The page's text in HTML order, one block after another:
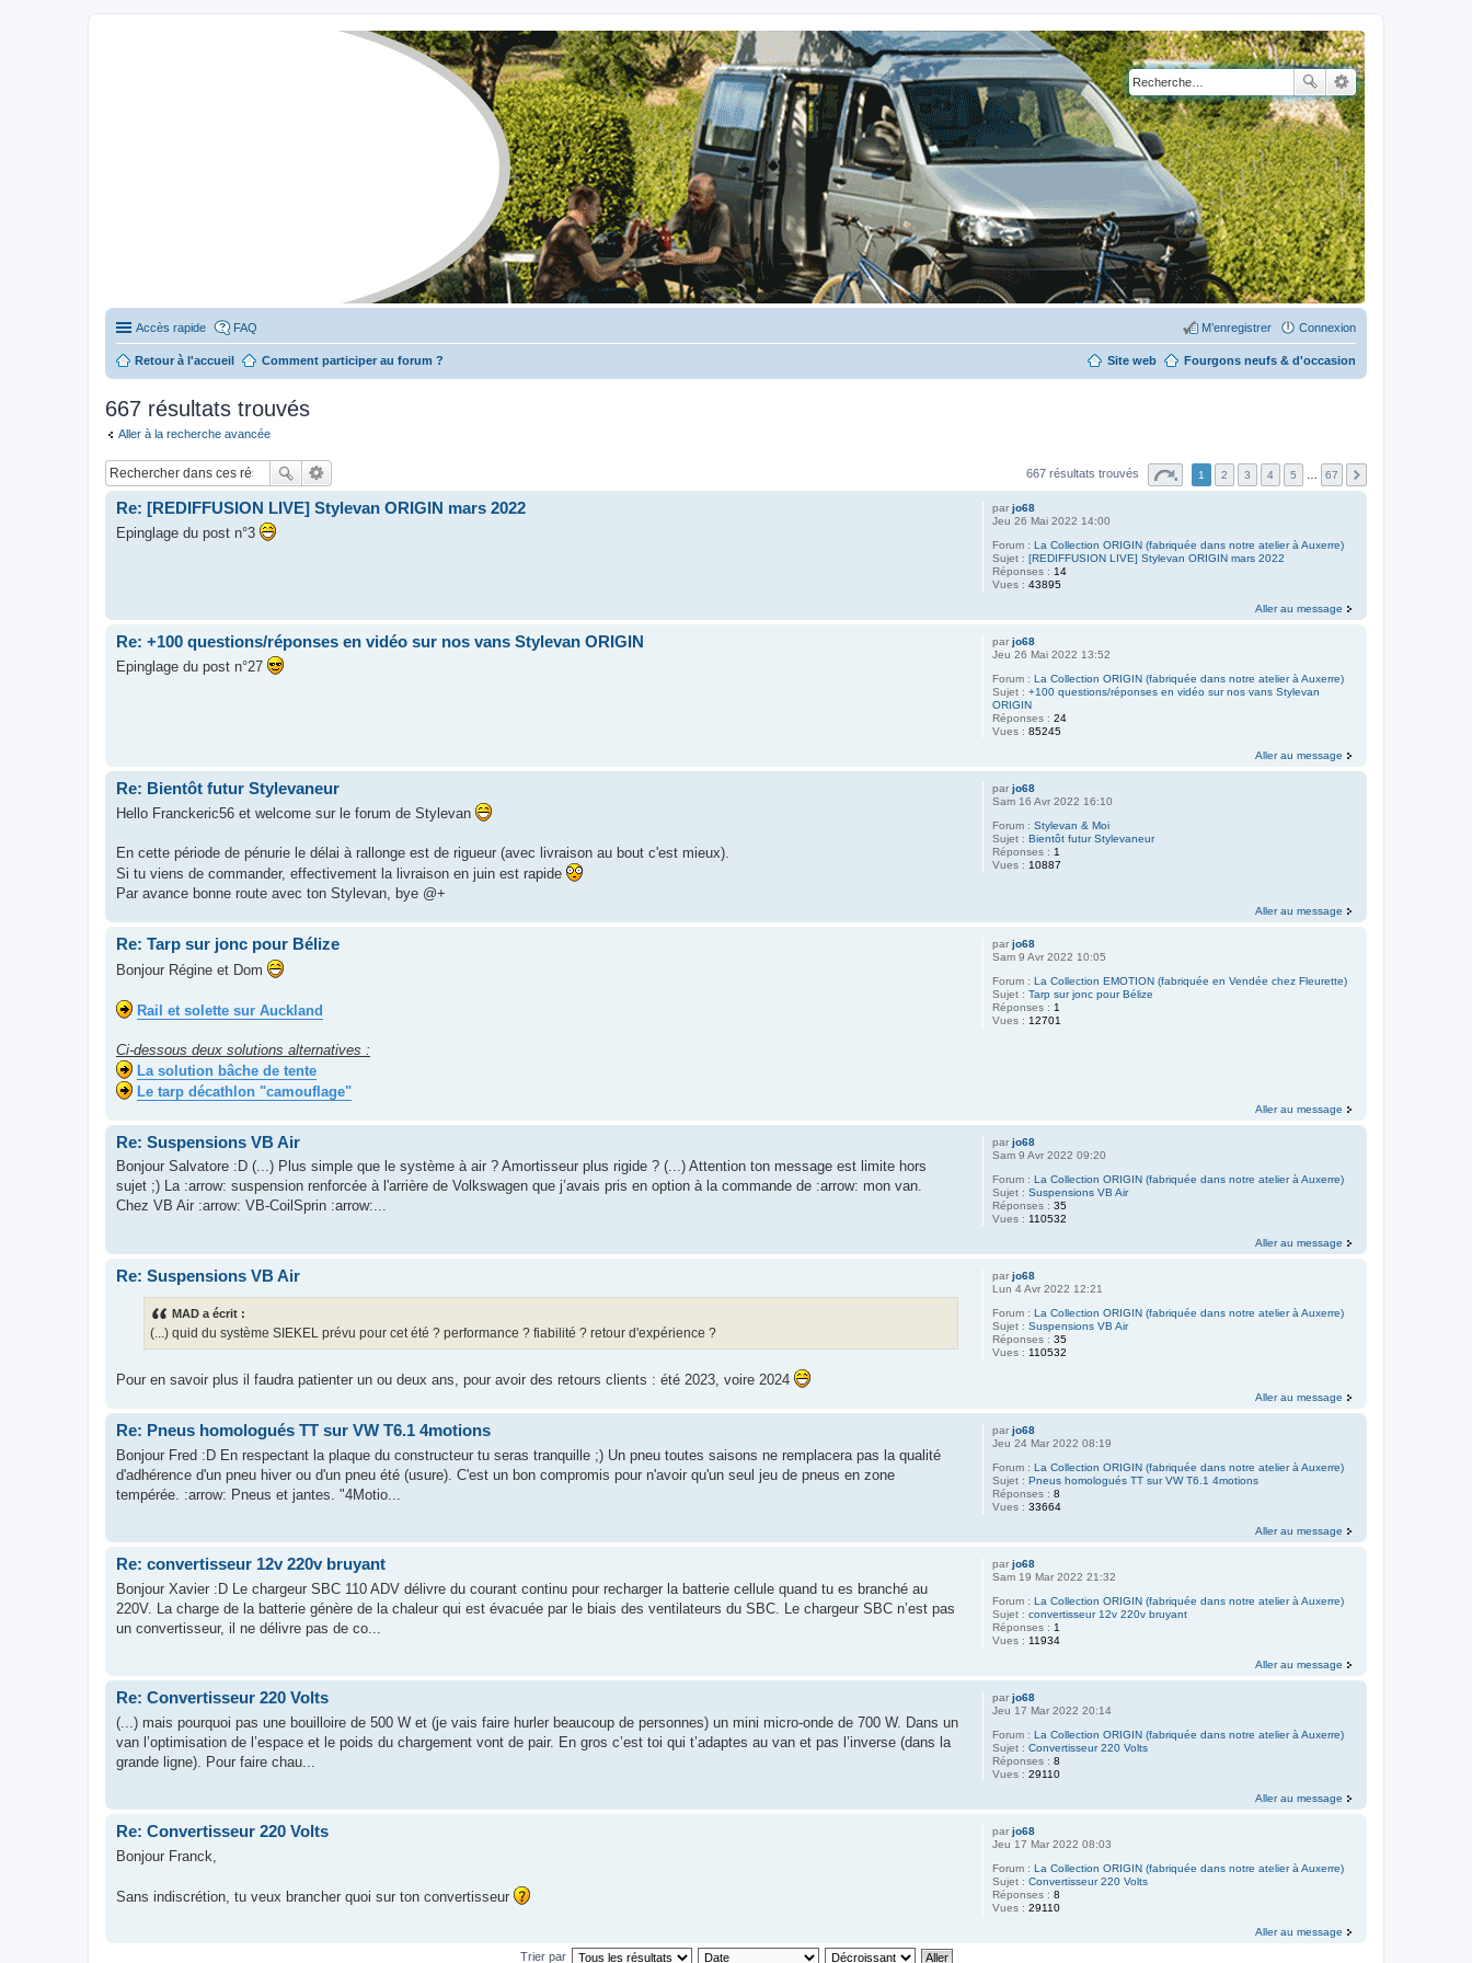
Stylevan - Vans aménagés
Accès rapide FAQ Connexion
M’enregistrer
Retour à l'accueil Comment participer au forum ? Fourgons neufs & d'occasion
Site web
667 résultats trouvés
Aller à la recherche avancée
667 résultats trouvés 1 2 3 4 5 67
parjo68
Jeu 26 Mai 2022 14:00
Forum :La Collection ORIGIN (fabriquée dans notre atelier à Auxerre)
Sujet :[REDIFFUSION LIVE] Stylevan ORIGIN mars 2022
Réponses : 14
Vues :43895
Re: [REDIFFUSION LIVE] Stylevan ORIGIN mars 2022
Epinglage du post n°3
Aller au message
parjo68
Jeu 26 Mai 2022 13:52
Forum :La Collection ORIGIN (fabriquée dans notre atelier à Auxerre)
Sujet :+100 questions/réponses en vidéo sur nos vans Stylevan
ORIGIN
Réponses :24
Vues :85245
Re: +100 questions/réponses en vidéo sur nos vans Stylevan ORIGIN
Epinglage du post n°27
Aller au message
parjo68
Sam 16 Avr 2022 16:10
Forum :Stylevan & Moi
Sujet :Bientôt futur Stylevaneur
Réponses : 1
Vues : 10887
Re: Bientôt futur Stylevaneur
Hello Franckeric56 et welcome sur le forum de Stylevan
En cette période de pénurie le délai à rallonge est de rigueur (avec livraison au bout c'est mieux).
Si tu viens de commander, effectivement la livraison en juin est rapide
Par avance bonne route avec ton Stylevan, bye @+
Aller au message
parjo68
Sam 9 Avr 2022 10:05
Forum :La Collection EMOTION (fabriquée en Vendée chez Fleurette)
Sujet :Tarp sur jonc pour Bélize
Réponses : 1
Vues : 12701
Re: Tarp sur jonc pour Bélize
Bonjour Régine et Dom
Rail et solette sur Auckland
Ci-dessous deux solutions alternatives :
La solution bâche de tente
Le tarp décathlon "camouflage"
Aller au message
parjo68
Sam 9 Avr 2022 09:20
Forum :La Collection ORIGIN (fabriquée dans notre atelier à Auxerre)
Sujet :Suspensions VB Air
Réponses :35
Vues : 110532
Re: Suspensions VB Air
Bonjour Salvatore :D (...) Plus simple que le système à air ? Amortisseur plus rigide ? (...) Attention ton message est limite hors
sujet ;) La :arrow: suspension renforcée à l'arrière de Volkswagen que j’avais pris en option à la commande de :arrow: mon van.
Chez VB Air :arrow: VB-CoilSprin :arrow:...
Aller au message
parjo68
Lun 4 Avr 2022 12:21
Forum :La Collection ORIGIN (fabriquée dans notre atelier à Auxerre)
Sujet :Suspensions VB Air
Réponses :35
Vues : 110532
Re: Suspensions VB Air
MAD a écrit :
(...) quid du système SIEKEL prévu pour cet été ? performance ? fiabilité ? retour d'expérience ?
Pour en savoir plus il faudra patienter un ou deux ans, pour avoir des retours clients : été 2023, voire 2024
Aller au message
parjo68
Jeu 24 Mar 2022 08:19
Forum :La Collection ORIGIN (fabriquée dans notre atelier à Auxerre)
Sujet :Pneus homologués TT sur VW T6.1 4motions
Réponses :8
Vues :33664
Re: Pneus homologués TT sur VW T6.1 4motions
Bonjour Fred :D En respectant la plaque du constructeur tu seras tranquille ;) Un pneu toutes saisons ne remplacera pas la qualité
d'adhérence d'un pneu hiver ou d'un pneu été (usure). C'est un bon compromis pour n'avoir qu'un seul jeu de pneus en zone
tempérée. :arrow: Pneus et jantes. "4Motio...
Aller au message
parjo68
Sam 19 Mar 2022 21:32
Forum :La Collection ORIGIN (fabriquée dans notre atelier à Auxerre)
Sujet :convertisseur 12v 220v bruyant
Réponses : 1
Vues : 11934
Re: convertisseur 12v 220v bruyant
Bonjour Xavier :D Le chargeur SBC 110 ADV délivre du courant continu pour recharger la batterie cellule quand tu es branché au
220V. La charge de la batterie génère de la chaleur qui est évacuée par le biais des ventilateurs du SBC. Le chargeur SBC n’est pas
un convertisseur, il ne délivre pas de co...
Aller au message
parjo68
Jeu 17 Mar 2022 20:14
Forum :La Collection ORIGIN (fabriquée dans notre atelier à Auxerre)
Sujet :Convertisseur 220 Volts
Réponses :8
Vues :29110
Re: Convertisseur 220 Volts
(...) mais pourquoi pas une bouilloire de 500 W et (je vais faire hurler beaucoup de personnes) un mini micro-onde de 700 W. Dans un
van l’optimisation de l’espace et le poids du chargement vont de pair. En gros c’est toi qui t’adaptes au van et pas l’inverse (dans la
grande ligne). Pour faire chau...
Aller au message
parjo68
Jeu 17 Mar 2022 08:03
Forum :La Collection ORIGIN (fabriquée dans notre atelier à Auxerre)
Sujet :Convertisseur 220 Volts
Réponses :8
Vues :29110
Re: Convertisseur 220 Volts
Bonjour Franck,
Sans indiscrétion, tu veux brancher quoi sur ton convertisseur
Aller au message
Trier par